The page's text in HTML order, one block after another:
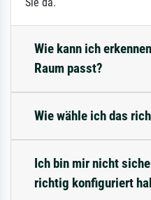
Wie kann ich
Raum passt?
Wie wähle ich das
Ich bin mir nicht
richtig konfiguriert